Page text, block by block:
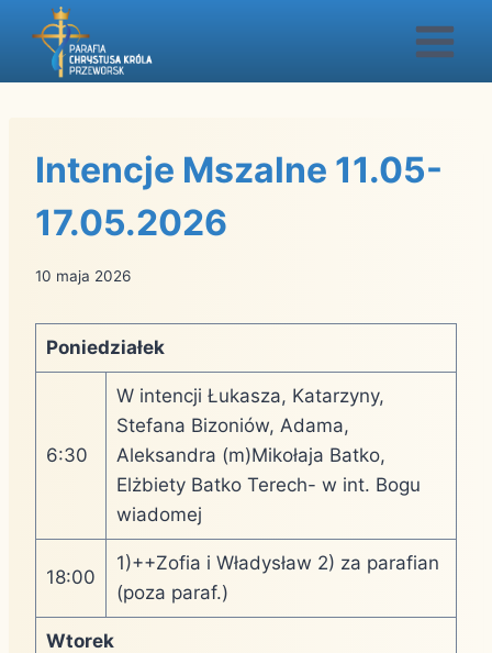
Przejdź
Intencje Mszalne 11.05-
17.05.2026
10 maja 2026
Poniedziałek
6:30
W intencji Łukasza, Katarzyny,
Stefana Bizoniów, Adama,
Aleksandra (m)Mikołaja Batko,
Elżbiety Batko Terech- w int. Bogu
wiadomej
18:00
1)++Zofia i Władysław 2) za parafian
(poza paraf.)
Wtorek